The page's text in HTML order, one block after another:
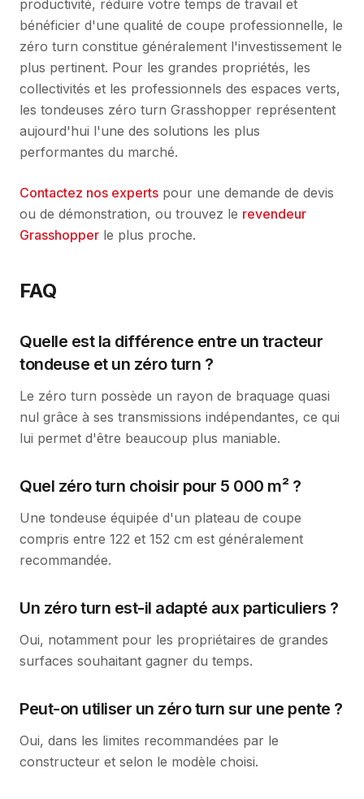
productivité, réduire votre temps de travail et
bénéficier d'une qualité de coupe professionnelle, le
zéro turn constitue généralement l'investissement le
plus pertinent. Pour les grandes propriétés, les
collectivités et les professionnels des espaces verts,
les tondeuses zéro turn Grasshopper représentent
aujourd'hui l'une des solutions les plus
performantes du marché.
Contactez nos experts pour une demande de devis
ou de démonstration, ou trouvez le revendeur
Grasshopper le plus proche.
FAQ
Quelle est la différence entre un tracteur
tondeuse et un zéro turn ?
Le zéro turn possède un rayon de braquage quasi
nul grâce à ses transmissions indépendantes, ce qui
lui permet d'être beaucoup plus maniable.
Quel zéro turn choisir pour 5 000 m² ?
Une tondeuse équipée d'un plateau de coupe
compris entre 122 et 152 cm est généralement
recommandée.
Un zéro turn est-il adapté aux particuliers ?
Oui, notamment pour les propriétaires de grandes
surfaces souhaitant gagner du temps.
Peut-on utiliser un zéro turn sur une pente ?
Oui, dans les limites recommandées par le
constructeur et selon le modèle choisi.